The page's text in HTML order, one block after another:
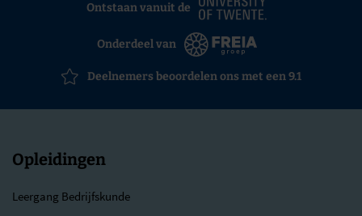
Ontstaan vanuit de
Onderdeel van
Deelnemers beoordelen ons met een 9.1
Opleidingen
Leergang Bedrijfskunde